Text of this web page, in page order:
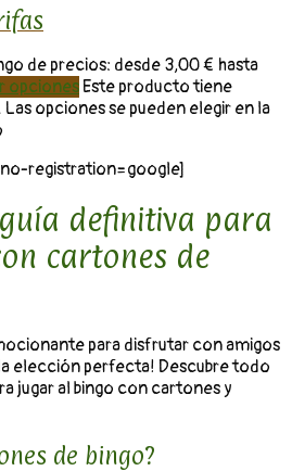
de precios: desde 3,00 € hasta
opciones Este producto tiene
opciones se pueden elegir en la
registration=google]
definitiva para
cartones de
para disfrutar con amigos
la elección perfecta! Descubre todo
jugar al bingo con cartones y
de bingo?